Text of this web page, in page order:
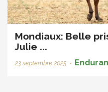
Mondiaux: Belle
Julie ...
23 septembre 2025 •